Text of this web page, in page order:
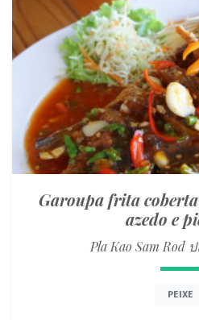
Garoupa frita
azedo e
Pla Kao Sam Rod
PEIXE